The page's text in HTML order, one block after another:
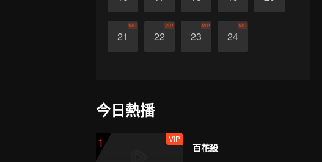
21
VIP
22
VIP
23
VIP
24
VIP
今日熱播
1 VIP
百花殺